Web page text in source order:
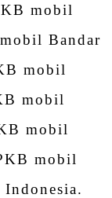
mobil
Bandar
mobil
mobil
mobil
mobil